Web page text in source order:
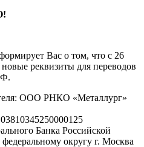
Вас о том, что с 26
новые реквизиты для переводов
ООО РНКО «Металлург»
Банка Российской
округу г. Москва